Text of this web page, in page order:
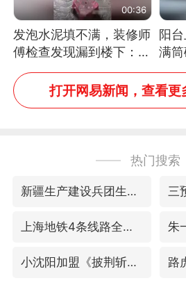
00:36
发泡水泥填不满，装修师
傅检查发现漏到楼下：出
风口未延伸到外墙
阳
满
称是
洗
打开网易新闻，查看更
热门搜索
新疆生产建设兵团生态环境局原局长被查
上海地铁4条线路全线停运 朱
小沈阳加盟《披荆斩棘》